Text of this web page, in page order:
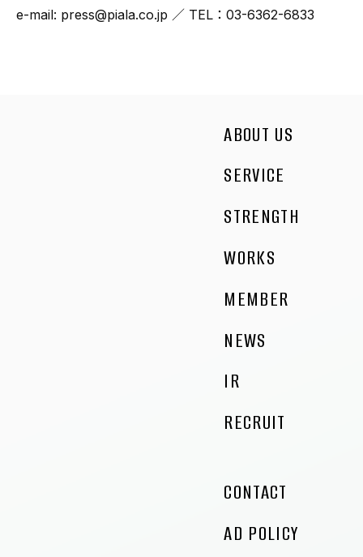
e-mail: press@piala.co.jp ／ TEL：03-6362-6833
ABOUT US
SERVICE
STRENGTH
WORKS
MEMBER
NEWS
IR
RECRUIT
CONTACT
AD POLICY